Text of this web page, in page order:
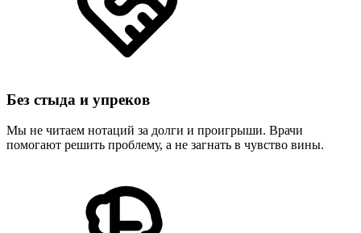
Без стыда и упреков
Мы не читаем нотаций за долги и проигрыши. Врачи
помогают решить проблему, а не загнать в чувство вины.